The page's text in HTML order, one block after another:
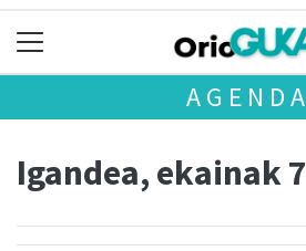
AGENDA
Igandea, ekainak 7